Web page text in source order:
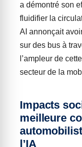
a démontré son
fluidifier la
AI annonçait
sur des bus à
l’ampleur de
secteur de la
Impacts
meilleure
l’IA